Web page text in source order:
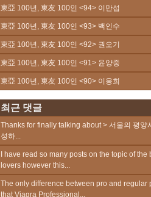
東亞 100년, 東友 100인 <94> 이만섭
東亞 100년, 東友 100인 <93> 백인수
東亞 100년, 東友 100인 <92> 권오기
東亞 100년, 東友 100인 <91> 윤양중
東亞 100년, 東友 100인 <90> 이웅희
최근 댓글
Thanks for finally talking about > 서울의 평양
성하...
I have read so many posts on the topic of the
lovers however this...
The only difference between pro and regular
that Viagra Professional...